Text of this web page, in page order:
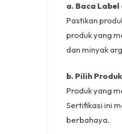
a. Baca
Pastikan
produk yang
dan minyak
b. Pilih
Produk yang
Sertifikasi ini
berbahaya.